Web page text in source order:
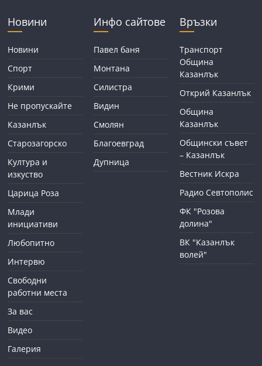
Новини
Новини
Спорт
Крими
Не пропускайте
Казанлък
Старозагорско
Култура и
изкуство
Царица Роза
Млади
инициативи
Любопитно
Интервю
Свободни
работни места
За вас
Видео
Галерия
Инфо сайтове
Павел баня
Монтана
Силистра
Видин
Смолян
Благоевград
Дупница
Връзки
Транспорт
Община
Казанлък
Открий Казанлък
Община
Казанлък
Общински съвет
– Казанлък
Вестник Искра
Радио Севтополис
ФК "Розова
долина"
ВК "Казанлък
волей"